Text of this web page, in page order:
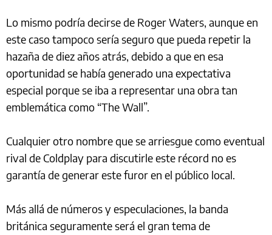
Lo mismo podría decirse de Roger Waters, aunque en
este caso tampoco sería seguro que pueda repetir la
hazaña de diez años atrás, debido a que en esa
oportunidad se había generado una expectativa
especial porque se iba a representar una obra tan
emblemática como “The Wall”.
Cualquier otro nombre que se arriesgue como eventual
rival de Coldplay para discutirle este récord no es
garantía de generar este furor en el público local.
Más allá de números y especulaciones, la banda
británica seguramente será el gran tema de